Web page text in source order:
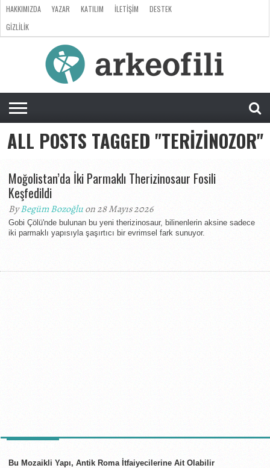
ARKEOLOJI
ANTROPOLOJI
PALEONTOLOJI
EVRIM
DOSYA
CEVAP
RÖPORTAJ
HAKKIMIZDA YAZAR KATILIM İLETIŞIM
DESTEK
GIZLILIK
ALL POSTS TAGGED "TERIZINOZOR"
Moğolistan’da İki Parmaklı Therizinosaur Fosili
Keşfedildi
ByBegüm Bozoğluon 28 Mayıs 2026
Gobi Çölü'nde bulunan bu yeni therizinosaur, bilinenlerin aksine sadece
iki parmaklı yapısıyla şaşırtıcı bir evrimsel fark sunuyor.
Bu Mozaikli Yapı, Antik Roma İtfaiyecilerine Ait Olabilir